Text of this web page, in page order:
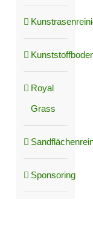
Royal
Grass
Sponsoring